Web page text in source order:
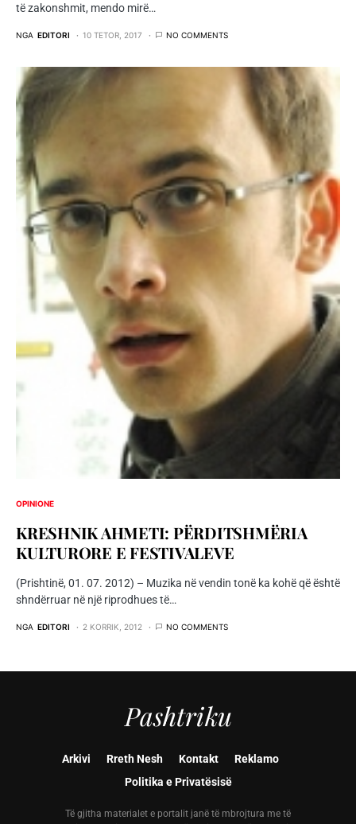
të zakonshmit, mendo mirë…
NGA EDITORI 10 TETOR, 2017 NO COMMENTS
OPINIONE
KRESHNIK AHMETI: PËRDITSHMËRIA
KULTURORE E FESTIVALEVE
(Prishtinë, 01. 07. 2012) – Muzika në vendin tonë ka kohë që është
shndërruar në një riprodhues të…
NGA EDITORI 2 KORRIK, 2012 NO COMMENTS
Pashtriku
Arkivi Rreth Nesh Kontakt
Reklamo
Politika e Privatësisë
Të gjitha materialet e portalit janë të mbrojtura me të